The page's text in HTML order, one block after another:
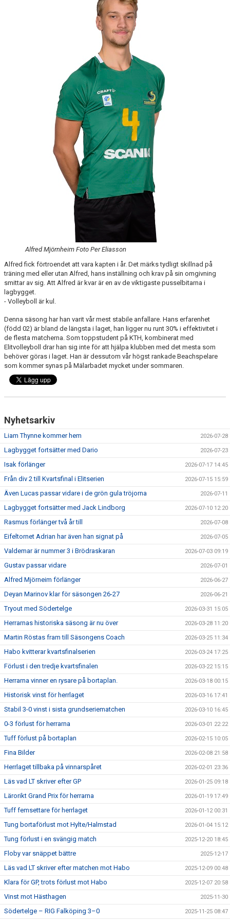
Alfred Mjörnheim Foto Per Eliasson
Alfred fick förtroendet att vara kapten i år. Det märks tydligt skillnad på
träning med eller utan Alfred, hans inställning och krav på sin omgivning
smittar av sig. Att Alfred är kvar är en av de viktigaste pusselbitarna i
lagbygget.
- Volleyboll är kul.
Denna säsong har han varit vår mest stabile anfallare. Hans erfarenhet
(född 02) är bland de längsta i laget, han ligger nu runt 30% i effektivitet i
de flesta matcherna. Som toppstudent på KTH, kombinerat med
Elitvolleyboll drar han sig inte för att hjälpa klubben med det mesta som
behöver göras i laget. Han är dessutom vår högst rankade Beachspelare
som kommer synas på Mälarbadet mycket under sommaren.
Nyhetsarkiv
Liam Thynne kommer hem 2026-07-28
Lagbygget fortsätter med Dario 2026-07-23
Isak förlänger 2026-07-17 14:45
Från div 2 till Kvartsfinal i Elitserien 2026-07-15 15:59
Även Lucas passar vidare i de grön gula tröjorna 2026-07-11
Lagbygget fortsätter med Jack Lindborg 2026-07-10 12:20
Rasmus förlänger två år till 2026-07-08
Eifeltornet Adrian har även han signat på 2026-07-05
Valdemar är nummer 3 i Brödraskaran 2026-07-03 09:19
Gustav passar vidare 2026-07-01
Alfred Mjörneim förlänger 2026-06-27
Deyan Marinov klar för säsongen 26-27 2026-06-21
Tryout med Södertelge 2026-03-31 15:05
Herrarnas historiska säsong är nu över 2026-03-28 11:20
Martin Röstas fram till Säsongens Coach 2026-03-25 11:34
Habo kvitterar kvartsfinalserien 2026-03-24 17:25
Förlust i den tredje kvartsfinalen 2026-03-22 15:15
Herrarna vinner en rysare på bortaplan. 2026-03-18 00:15
Historisk vinst för herrlaget 2026-03-16 17:41
Stabil 3-0 vinst i sista grundseriematchen 2026-03-10 16:45
0-3 förlust för herrarna 2026-03-01 22:22
Tuff förlust på bortaplan 2026-02-15 10:05
Fina Bilder 2026-02-08 21:58
Herrlaget tillbaka på vinnarspåret 2026-02-01 23:36
Läs vad LT skriver efter GP 2026-01-25 09:18
Lärorikt Grand Prix för herrarna 2026-01-19 17:49
Tuff femsettare för herrlaget 2026-01-12 00:31
Tung bortaförlust mot Hylte/Halmstad 2026-01-04 15:12
Tung förlust i en svängig match 2025-12-20 18:45
Floby var snäppet bättre 2025-12-17
Läs vad LT skriver efter matchen mot Habo 2025-12-09 00:48
Klara för GP, trots förlust mot Habo 2025-12-07 20:58
Vinst mot Hästhagen 2025-11-30
Södertelge – RIG Falköping 3–0 2025-11-25 08:47